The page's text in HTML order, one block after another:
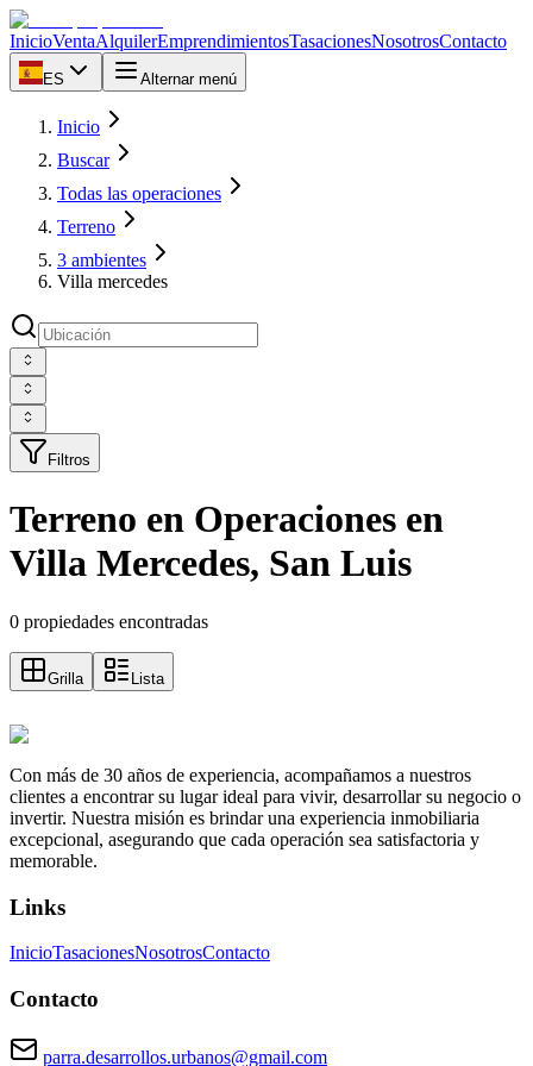
InicioVentaAlquilerEmprendimientosTasacionesNosotrosContacto
ES Alternar menú
Inicio
Buscar
Todas las operaciones
Terreno
3 ambientes
Villa mercedes
Filtros
Terreno en Operaciones en
Villa Mercedes, San Luis
0 propiedades encontradas
Grilla Lista
Con más de 30 años de experiencia, acompañamos a nuestros
clientes a encontrar su lugar ideal para vivir, desarrollar su negocio o
invertir. Nuestra misión es brindar una experiencia inmobiliaria
excepcional, asegurando que cada operación sea satisfactoria y
memorable.
Links
InicioTasacionesNosotrosContacto
Contacto
parra.desarrollos.urbanos@gmail.com